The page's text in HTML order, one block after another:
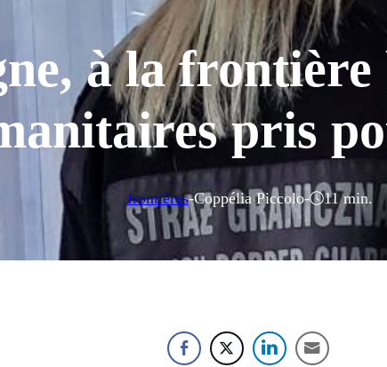
à la frontière
pris
frontières-Coppélia Piccolo- 11 min.